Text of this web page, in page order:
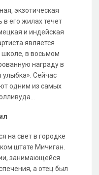
экзотическая
его жилах течет
и индейская
является
школе, в восьмом
награду в
Сейчас
одним из самых
на свет в городке
штате Мичиган.
занимающейся
а отец был